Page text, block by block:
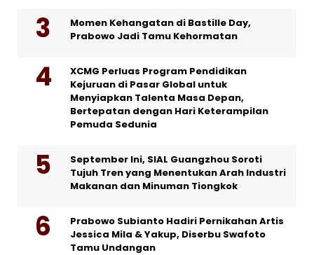
Momen Kehangatan di Bastille Day,
Prabowo Jadi Tamu Kehormatan
XCMG Perluas Program Pendidikan
Kejuruan di Pasar Global untuk
Menyiapkan Talenta Masa Depan,
Bertepatan dengan Hari Keterampilan
Pemuda Sedunia
September Ini, SIAL Guangzhou Soroti
Tujuh Tren yang Menentukan Arah Industri
Makanan dan Minuman Tiongkok
Prabowo Subianto Hadiri Pernikahan Artis
Jessica Mila & Yakup, Diserbu Swafoto
Tamu Undangan